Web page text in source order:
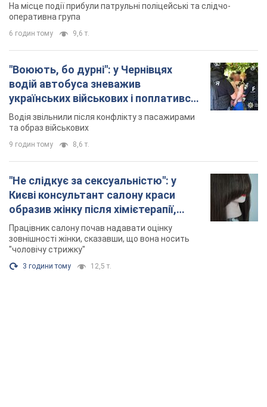
На місце події прибули патрульні поліцейські та слідчо-
оперативна група
6 годин тому 9,6 т.
"Воюють, бо дурні": у Чернівцях
водій автобуса зневажив
українських військових і поплатився.
Відео
Водія звільнили після конфлікту з пасажирами
та образ військових
9 годин тому 8,6 т.
"Не слідкує за сексуальністю": у
Києві консультант салону краси
образив жінку після хімієтерапії,
розгорівся скандал. Фото
Працівник салону почав надавати оцінку
зовнішності жінки, сказавши, що вона носить
"чоловічу стрижку"
3 години тому 12,5 т.